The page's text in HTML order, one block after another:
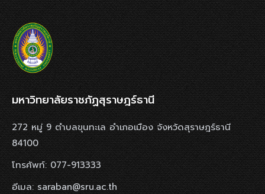
มหาวิทยาลัยราชภัฏสุราษฎร์ธานี
272 หมู่ 9 ตำบลขุนทะเล อำเภอเมือง จังหวัดสุราษฎร์ธานี
84100
โทรศัพท์: 077-913333
อีเมล: saraban@sru.ac.th